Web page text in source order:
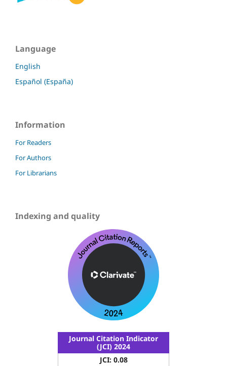
Language
English
Español (España)
Information
For Readers
For Authors
For Librarians
Indexing and quality
Journal Citation Indicator
(JCI) 2024
JCI: 0.08